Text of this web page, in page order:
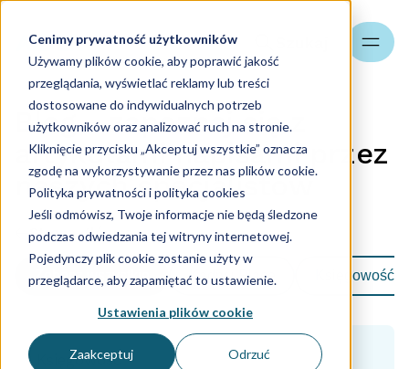
Cenimy prywatność użytkowników
Używamy plików cookie, aby poprawić jakość
przeglądania, wyświetlać reklamy lub treści
dostosowane do indywidualnych potrzeb
użytkowników oraz analizować ruch na stronie.
Kliknięcie przycisku „Akceptuj wszystkie” oznacza
zgodę na wykorzystywanie przez nas plików cookie.
Polityka prywatności i polityka cookies
Jeśli odmówisz, Twoje informacje nie będą śledzone
podczas odwiedzania tej witryny internetowej.
Pojedynczy plik cookie zostanie użyty w
przeglądarce, aby zapamiętać to ustawienie.
Ustawienia plików cookie
Zaakceptuj Odrzuć
Blog - zapoznaj się z
artykułami napisami przez
naszych specjalistów
Strona główna
Zobacz wszystkie Kadry i Płace Księgowość
Księgowość